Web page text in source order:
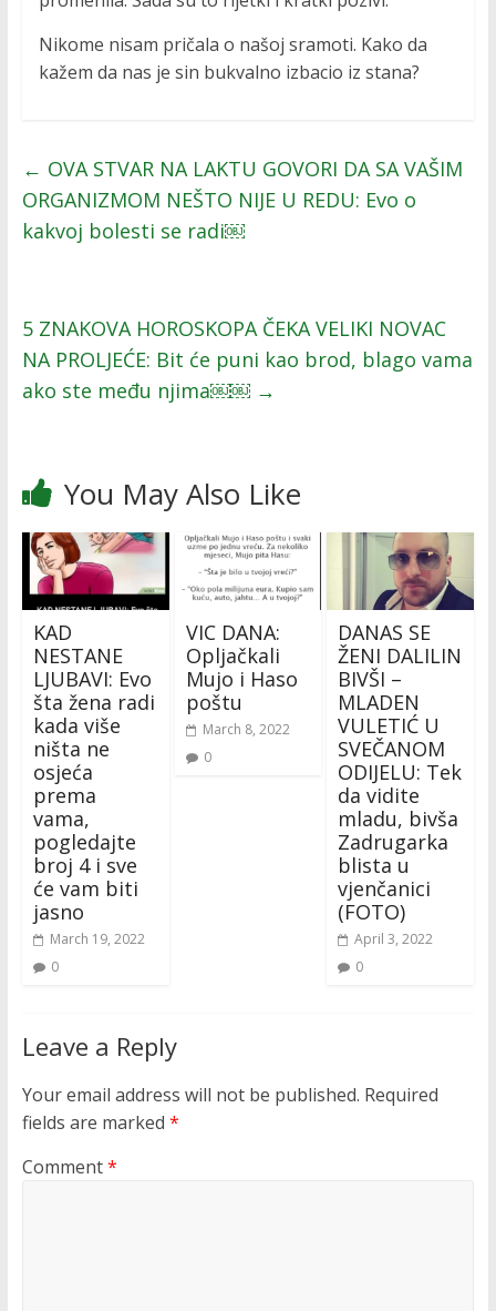
Nikome nisam pričala o našoj sramoti. Kako da
kažem da nas je sin bukvalno izbacio iz stana?
← OVA STVAR NA LAKTU GOVORI DA SA VAŠIM
ORGANIZMOM NEŠTO NIJE U REDU: Evo o
kakvoj bolesti se radi￼
5 ZNAKOVA HOROSKOPA ČEKA VELIKI NOVAC
NA PROLJEĆE: Bit će puni kao brod, blago vama
ako ste među njima￼￼ →
You May Also Like
KAD
NESTANE
LJUBAVI: Evo
šta žena radi
kada više
ništa ne
osjeća
prema
vama,
pogledajte
broj 4 i sve
će vam biti
jasno
March 19, 2022
0
VIC DANA:
Opljačkali
Mujo i Haso
poštu
March 8, 2022
0
DANAS SE
ŽENI DALILIN
BIVŠI –
MLADEN
VULETIĆ U
SVEČANOM
ODIJELU: Tek
da vidite
mladu, bivša
Zadrugarka
blista u
vjenčanici
(FOTO)
April 3, 2022
0
Leave a Reply
Your email address will not be published. Required
fields are marked *
Comment*